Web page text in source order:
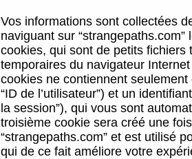
Vos informations sont collectées
naviguant sur
cookies, qui sont de petits
temporaires du navigateur
cookies ne contiennent
“ID de l’utilisateur”) et un
la session”), qui vous sont
troisième cookie sera créé une
“strangepaths.com” et est utilisé
qui de ce fait améliore votre